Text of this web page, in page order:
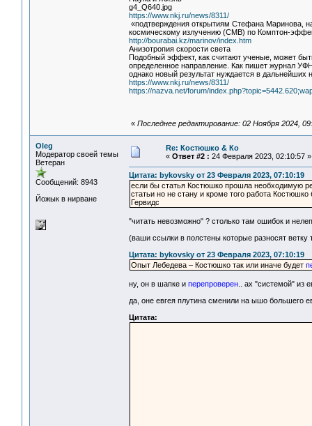
g4_Q640.jpg
https://www.nkj.ru/news/8311/
«подтверждения открытиям Стефана Маринова,
космическому излучению (CMB) по Комптон-
http://bourabai.kz/marinov/index.htm
Анизотропия скорости света
Подобный эффект, как считают ученые, может
определенное направление. Как пишет журнал
однако новый результат нуждается в дальнейших
https://www.nkj.ru/news/8311/
https://nazva.net/forum/
« Последнее редактирование: 02 Ноября 2024,
Oleg
Модератор своей темы
Ветеран
Сообщений: 8943
Йожык в нирване
Re: Костюшко & Ко
« Ответ #2 : 24 Февраля 2023, 02:10:57 »
Цитата: bykovsky от 23 Февраля 2023, 07:10:19
если бы статья Костюшко прошла необходимую
статьи но не стану и кроме того работа
Гервидс
"читать невозможно" ? столько там ошибок и
(ваши ссылки в полстены которые разносят ветку
Цитата: bykovsky от 23 Февраля 2023, 07:10:19
Опыт Лебедева – Костюшко так или иначе будет
ну, он в шапке и перепроверен .. ах "системой" из
да, оне евгея плутина сменили на ышо большего
Цитата: